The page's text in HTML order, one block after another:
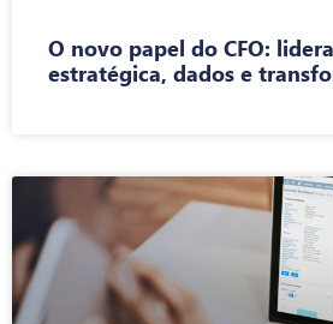
O novo papel do CFO:
estratégica, dados e